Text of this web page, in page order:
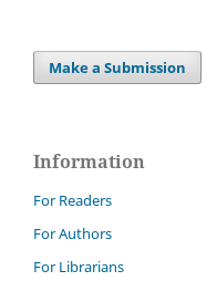
Make a Submission
Information
For Readers
For Authors
For Librarians